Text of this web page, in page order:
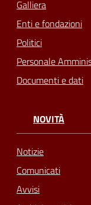
Galliera
Enti e fondazioni
Politici
Personale
Documenti e dati
NOVITÀ
Notizie
Comunicati
Avvisi